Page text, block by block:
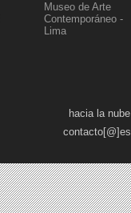
Museo de Arte
Contemporáneo -
Lima
hacia la